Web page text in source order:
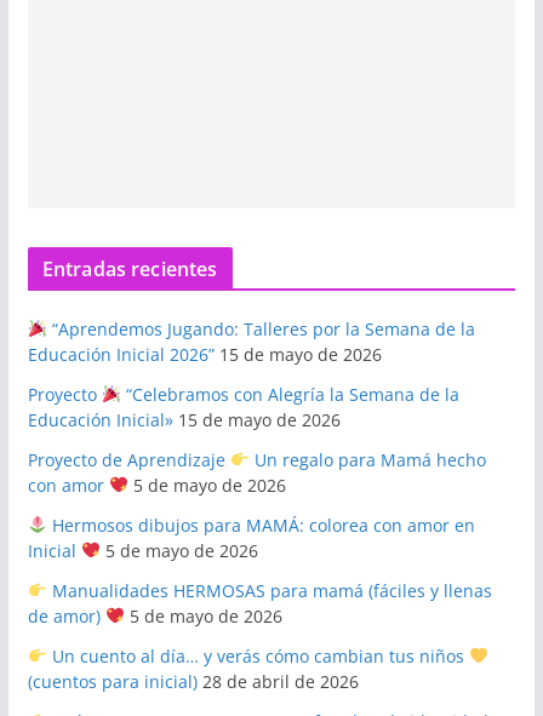
Entradas recientes
“Aprendemos Jugando: Talleres por la Semana de la
Educación Inicial 2026” 15 de mayo de 2026
Proyecto
“Celebramos con Alegría la Semana de la
Educación Inicial» 15 de mayo de 2026
Proyecto de Aprendizaje
Un regalo para Mamá hecho
con amor
5 de mayo de 2026
Hermosos dibujos para MAMÁ: colorea con amor en
Inicial
5 de mayo de 2026
Manualidades HERMOSAS para mamá (fáciles y llenas
de amor)
5 de mayo de 2026
Un cuento al día… y verás cómo cambian tus niños
(cuentos para inicial) 28 de abril de 2026